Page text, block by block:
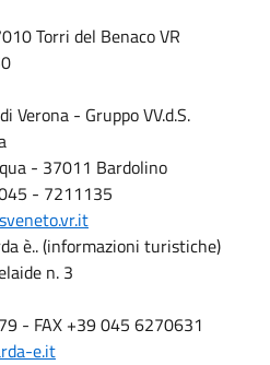
Torri del Benaco VR
Verona - Gruppo VV.d.S.
- 37011 Bardolino
- 7211135
è.. (informazioni turistiche)
n. 3
- FAX +39 045 6270631
e.it